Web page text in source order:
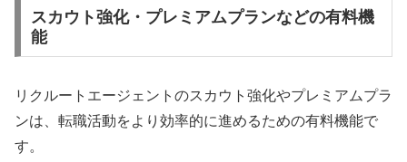
スカウト強化・プレミアムプランなどの有料機
能
リクルートエージェントのスカウト強化やプレミアムプラ
ンは、転職活動をより効率的に進めるための有料機能で
す。